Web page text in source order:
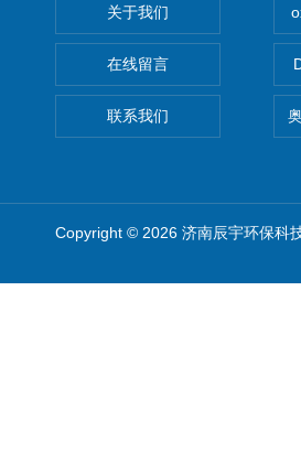
关于我们
在线留言
联系我们
Copyright © 2026 济南辰宇环保科